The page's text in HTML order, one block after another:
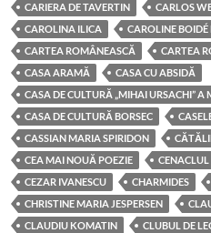
CARIERA DE TAVERTIN
CARLOS
CAROLINA ILICA
CAROLINE BOIDÉ
CARTEA ROMÂNEASCĂ
CARTEA
CASA ARAMĂ
CASA CU ABSIDĂ
CASA DE CULTURĂ „MIHAI URSACHI” A
CASA DE CULTURĂ BORSEC
CASSIAN MARIA SPIRIDON
CEA MAI NOUĂ POEZIE
CEZAR IVANESCU
CHARMIDES
CHRISTINE MARIA JESPERSEN
CLAUDIU KOMATIN
CLUBUL DE